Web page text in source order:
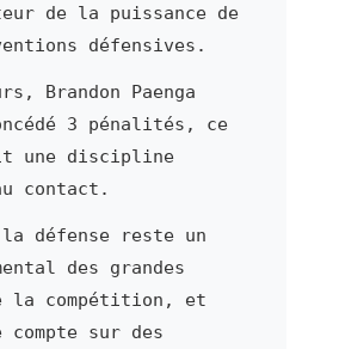
de la puissance de
défensives.
Brandon Paenga
3 pénalités, ce
une discipline
contact.
défense reste un
des grandes
la compétition, et
compte sur des